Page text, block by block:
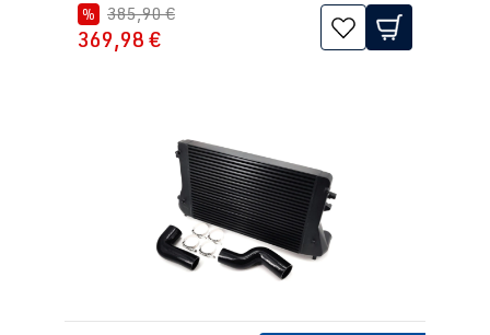
% 385,90 €
369,98 €